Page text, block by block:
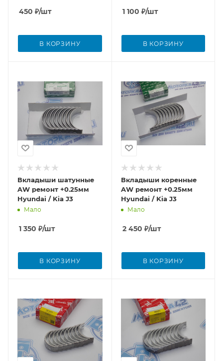
450 ₽/шт
В КОРЗИНУ
1 100 ₽/шт
В КОРЗИНУ
Вкладыши шатунные
AW ремонт +0.25мм
Hyundai / Kia J3
Мало
1 350 ₽/шт
В КОРЗИНУ
Вкладыши коренные
AW ремонт +0.25мм
Hyundai / Kia J3
Мало
2 450 ₽/шт
В КОРЗИНУ